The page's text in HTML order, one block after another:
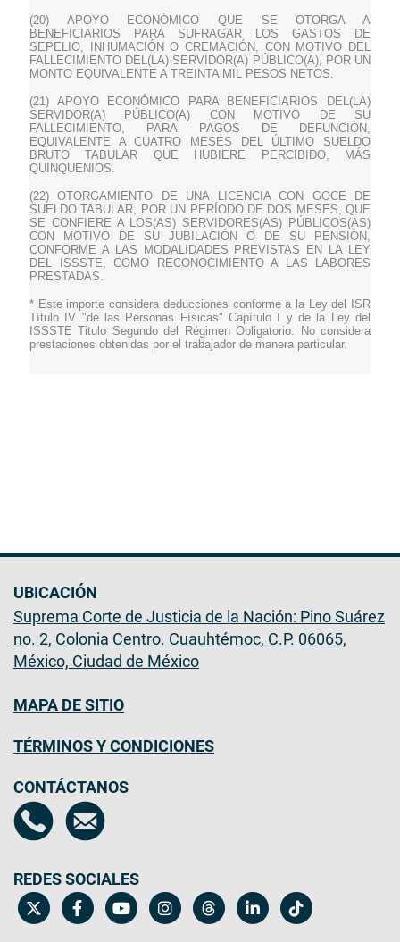
(20) APOYO ECONÓMICO QUE SE OTORGA A
BENEFICIARIOS PARA SUFRAGAR LOS GASTOS DE
SEPELIO, INHUMACIÓN O CREMACIÓN, CON MOTIVO DEL
FALLECIMIENTO DEL(LA) SERVIDOR(A) PÚBLICO(A), POR UN
MONTO EQUIVALENTE A TREINTA MIL PESOS NETOS.
(21) APOYO ECONÓMICO PARA BENEFICIARIOS DEL(LA)
SERVIDOR(A) PÚBLICO(A) CON MOTIVO DE SU
FALLECIMIENTO, PARA PAGOS DE DEFUNCIÓN,
EQUIVALENTE A CUATRO MESES DEL ÚLTIMO SUELDO
BRUTO TABULAR QUE HUBIERE PERCIBIDO, MÁS
QUINQUENIOS.
(22) OTORGAMIENTO DE UNA LICENCIA CON GOCE DE
SUELDO TABULAR, POR UN PERÍODO DE DOS MESES, QUE
SE CONFIERE A LOS(AS) SERVIDORES(AS) PÚBLICOS(AS)
CON MOTIVO DE SU JUBILACIÓN O DE SU PENSIÓN,
CONFORME A LAS MODALIDADES PREVISTAS EN LA LEY
DEL ISSSTE, COMO RECONOCIMIENTO A LAS LABORES
PRESTADAS.
* Este importe considera deducciones conforme a la Ley del ISR
Título IV "de las Personas Físicas" Capítulo I y de la Ley del
ISSSTE Titulo Segundo del Régimen Obligatorio. No considera
prestaciones obtenidas por el trabajador de manera particular.
UBICACIÓN
Suprema Corte de Justicia de la Nación: Pino Suárez
no. 2, Colonia Centro. Cuauhtémoc, C.P. 06065,
México, Ciudad de México
MAPA DE SITIO
TÉRMINOS Y CONDICIONES
CONTÁCTANOS
REDES SOCIALES